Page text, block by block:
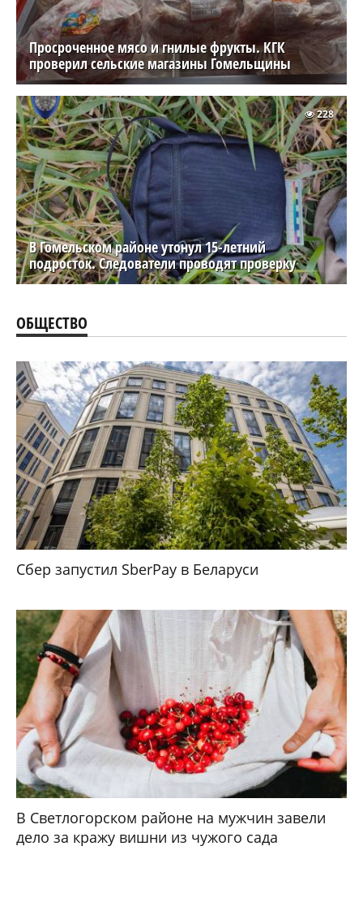
Просроченное мясо и гнилые фрукты. КГК
проверил сельские магазины Гомельщины
В Гомельском районе утонул 15-летний
подросток. Следователи проводят проверку
228
ОБЩЕСТВО
Сбер запустил SberPay в Беларуси
В Светлогорском районе на мужчин завели
дело за кражу вишни из чужого сада